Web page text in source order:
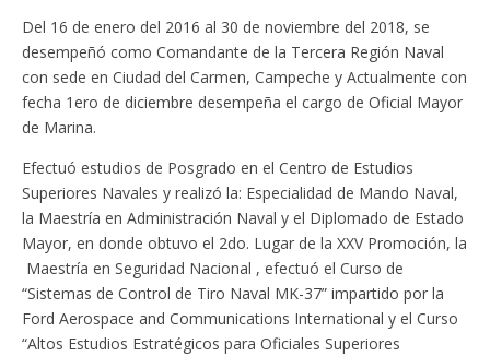
Del 16 de enero del 2016 al 30 de noviembre del 2018, se
desempeñó como Comandante de la Tercera Región Naval
con sede en Ciudad del Carmen, Campeche y Actualmente con
fecha 1ero de diciembre desempeña el cargo de Oficial Mayor
de Marina.
Efectuó estudios de Posgrado en el Centro de Estudios
Superiores Navales y realizó la: Especialidad de Mando Naval,
la Maestría en Administración Naval y el Diplomado de Estado
Mayor, en donde obtuvo el 2do. Lugar de la XXV Promoción, la
Maestría en Seguridad Nacional , efectuó el Curso de
“Sistemas de Control de Tiro Naval MK-37” impartido por la
Ford Aerospace and Communications International y el Curso
“Altos Estudios Estratégicos para Oficiales Superiores